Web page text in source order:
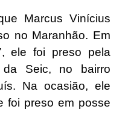
Marcus Vinícius
no Maranhão. Em
ele foi preso pela
Seic, no bairro
Na ocasião, ele
foi preso em posse